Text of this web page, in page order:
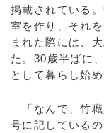
掲載されている
室を作り、それ
まれた際には、
た。30歳半ばに
として暮らし始め
「なんで、竹職
号に記している